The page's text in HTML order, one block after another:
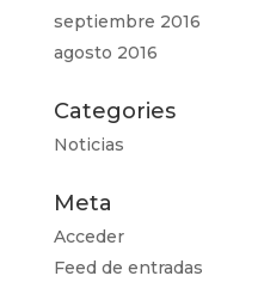
septiembre 2016
agosto 2016
Categories
Noticias
Meta
Acceder
Feed de entradas